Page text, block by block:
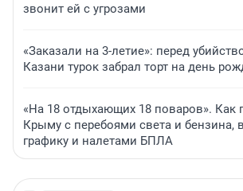
звонит ей с угрозами
«Заказали на 3-летие»: перед
Казани турок забрал торт на день
«На 18 отдыхающих 18 поваров». Как
Крыму с перебоями света и бензина,
графику и налетами БПЛА